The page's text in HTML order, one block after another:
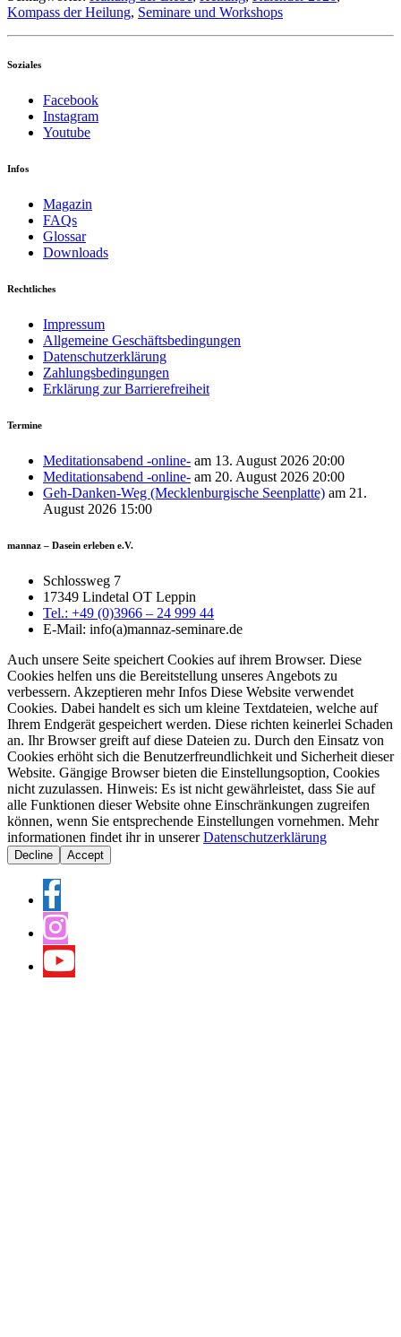
Kompass der Heilung, Seminare und Workshops
Soziales
Facebook
Instagram
Youtube
Infos
Magazin
FAQs
Glossar
Downloads
Rechtliches
Impressum
Allgemeine Geschäftsbedingungen
Datenschutzerklärung
Zahlungsbedingungen
Erklärung zur Barrierefreiheit
Termine
Meditationsabend -online- am 13. August 2026 20:00
Meditationsabend -online- am 20. August 2026 20:00
Geh-Danken-Weg (Mecklenburgische Seenplatte) am 21.
August 2026 15:00
mannaz – Dasein erleben e.V.
Schlossweg 7
17349 Lindetal OT Leppin
Tel.: +49 (0)3966 – 24 999 44
E-Mail: info(a)mannaz-seminare.de
Auch unsere Seite speichert Cookies auf ihrem Browser. Diese
Cookies helfen uns die Bereitstellung unseres Angebots zu
verbessern. Akzeptieren mehr Infos Diese Website verwendet
Cookies. Dabei handelt es sich um kleine Textdateien, welche auf
Ihrem Endgerät gespeichert werden. Diese richten keinerlei Schaden
an. Ihr Browser greift auf diese Dateien zu. Durch den Einsatz von
Cookies erhöht sich die Benutzerfreundlichkeit und Sicherheit dieser
Website. Gängige Browser bieten die Einstellungsoption, Cookies
nicht zuzulassen. Hinweis: Es ist nicht gewährleistet, dass Sie auf
alle Funktionen dieser Website ohne Einschränkungen zugreifen
können, wenn Sie entsprechende Einstellungen vornehmen. Mehr
informationen findet ihr in unsererDatenschutzerklärung
Decline Accept